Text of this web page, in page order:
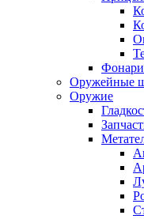
Фонари
Оружейные
Оружие